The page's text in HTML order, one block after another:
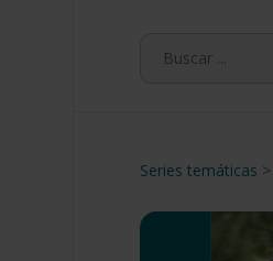
Series temáticas >